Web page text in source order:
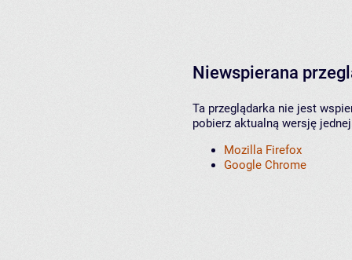
Niewspierana
Ta przeglądarka nie jest
pobierz aktualną wersję
Mozilla Firefox
Google Chrome